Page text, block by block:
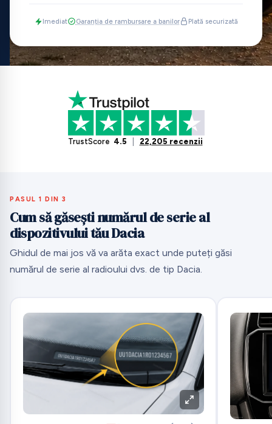
Imediat Garanția de rambursare a banilor Plată securizată
TrustScore 4.5 22,205 recenzii
PASUL 1 DIN 3
Cum să găsești numărul de serie al
dispozitivului tău Dacia
Ghidul de mai jos vă va arăta exact unde puteți găsi
numărul de serie al radioului dvs. de tip Dacia.